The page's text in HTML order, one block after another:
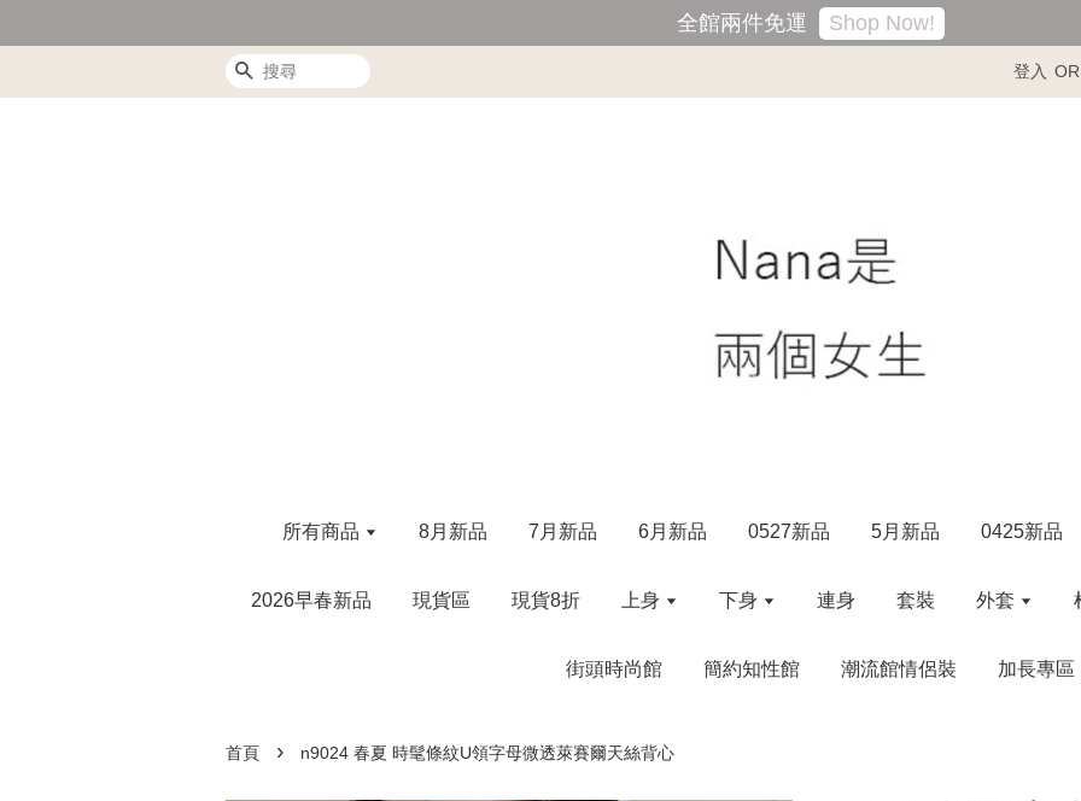
全館兩件免運 Shop Now!
搜尋 登入 OR
所有商品 8月新品 7月新品 6月新品 0527新品 5月新品 0425新品
2026早春新品 現貨區 現貨8折 上身 下身 連身 套裝 外套
街頭時尚館 簡約知性館 潮流館情侶裝 加長專區
首頁 › n9024 春夏 時髦條紋U領字母微透萊賽爾天絲背心